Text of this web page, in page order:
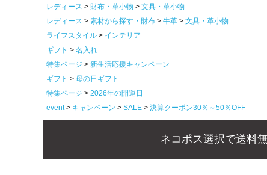
レディース
財布・革小物
文具・革小物
レディース
素材から探す・財布 牛革
文具・革小物
ライフスタイル
インテリア
ギフト
名入れ
特集ページ
新生活応援キャンペーン
ギフト
母の日ギフト
特集ページ
2026年の開運日
event
キャンペーン SALE 決算クーポン30％～50％OFF
ネコポス選択で送料